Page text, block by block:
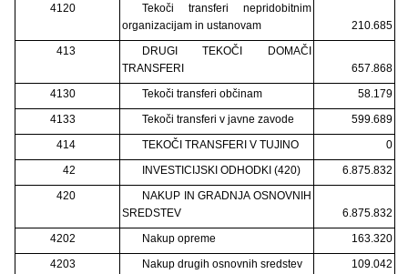
4120
Tekoči transferi nepridobitnim
organizacijam in ustanovam
210.685
413
DRUGI TEKOČI DOMAČI
TRANSFERI
657.868
4130
Tekoči transferi občinam
58.179
4133
Tekoči transferi v javne zavode
599.689
414
TEKOČI TRANSFERI V TUJINO
0
42
INVESTICIJSKI ODHODKI (420)
6.875.832
420
NAKUP IN GRADNJA OSNOVNIH
SREDSTEV
6.875.832
4202
Nakup opreme
163.320
4203
Nakup drugih osnovnih sredstev 109.042